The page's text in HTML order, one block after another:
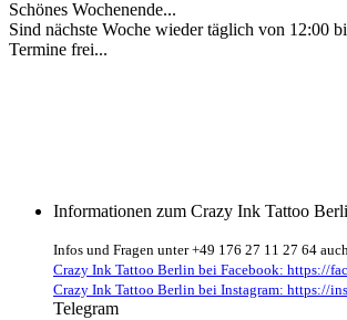
Schönes Wochenende...
Sind nächste Woche wieder täglich von 12:00
Termine frei...
Informationen zum Crazy Ink Tattoo
Infos und Fragen unter +49 176 27 11 27 64 auch
Crazy Ink Tattoo Berlin bei Facebook: https://
Crazy Ink Tattoo Berlin bei Instagram: https://
Telegram